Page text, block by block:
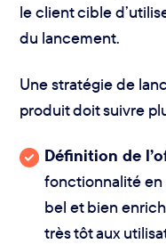
le client cible
du lancement.
Une stratégie de
produit doit suivre
Définition de
fonctionnalité en
bel et bien
très tôt aux